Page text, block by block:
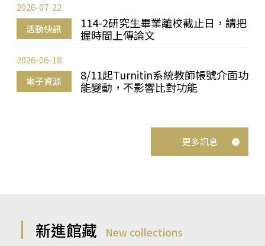
活動快訊
114-2研究生畢業離校截止日，請把
握時間上傳論文
2026-07-22
電子資源
8/11起Turnitin系統教師帳號介面功
能變動，不影響比對功能
2026-06-18
更多訊息
新進館藏 New collections